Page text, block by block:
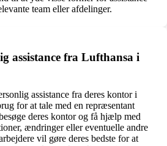
team eller afdelinger.
assistance fra Lufthansa i
assistance fra deres kontor i
for at tale med en repræsentant
deres kontor og få hjælp med
ændringer eller eventuelle andre
vil gøre deres bedste for at